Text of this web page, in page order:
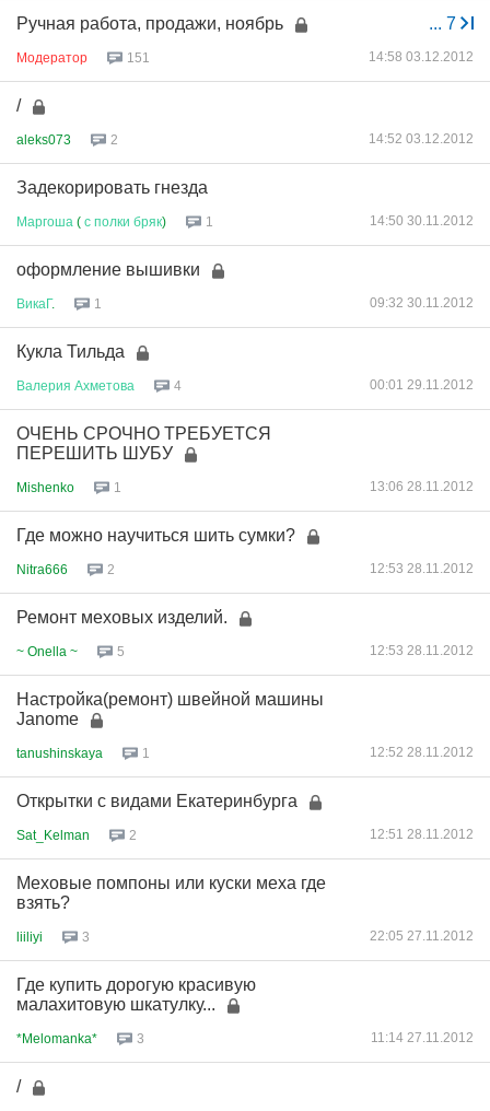
... 7
Ручная работа, продажи, ноябрь
Модератор 151 14:58 03.12.2012
/
aleks073 2 14:52 03.12.2012
Задекорировать гнезда
Маргоша ( с полки бряк) 1 14:50 30.11.2012
оформление вышивки
ВикаГ. 1 09:32 30.11.2012
Кукла Тильда
Валерия Ахметова 4 00:01 29.11.2012
ОЧЕНЬ СРОЧНО ТРЕБУЕТСЯ
ПЕРЕШИТЬ ШУБУ
Mishenko 1 13:06 28.11.2012
Где можно научиться шить сумки?
Nitra666 2 12:53 28.11.2012
Ремонт меховых изделий.
~ Onella ~ 5 12:53 28.11.2012
Настройка(ремонт) швейной машины
Janome
tanushinskaya 1 12:52 28.11.2012
Открытки с видами Екатеринбурга
Sat_Kelman 2 12:51 28.11.2012
Меховые помпоны или куски меха где
взять?
liiliyi 3 22:05 27.11.2012
Где купить дорогую красивую
малахитовую шкатулку...
*Melomanka* 3 11:14 27.11.2012
/